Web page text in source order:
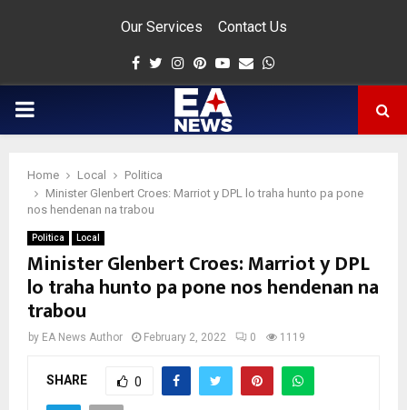
Our Services Contact Us
Facebook
Twitter
Instagram
Pinterest
Youtube
Email
PRIMARY
Home Local
Politica
Minister Glenbert Croes: Marriot y DPL lo traha hunto pa pone
nos hendenan na trabou
Politica Local
Minister Glenbert Croes: Marriot y DPL
lo traha hunto pa pone nos hendenan na
trabou
by EA News Author February 2, 2022 0 1119
SHARE 0